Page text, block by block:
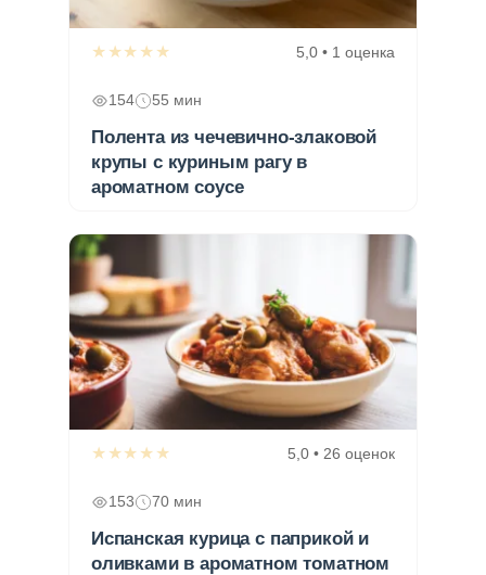
★★★★★ 5,0 • 1 оценка
154 55 мин
Полента из чечевично-злаковой
крупы с куриным рагу в
ароматном соусе
★★★★★ 5,0 • 26 оценок
153 70 мин
Испанская курица с паприкой и
оливками в ароматном томатном